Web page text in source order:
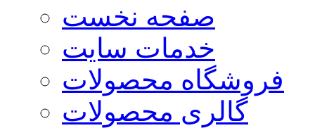
صفحه نخست
خدمات سایت
فروشگاه محصولات
گالری محصولات